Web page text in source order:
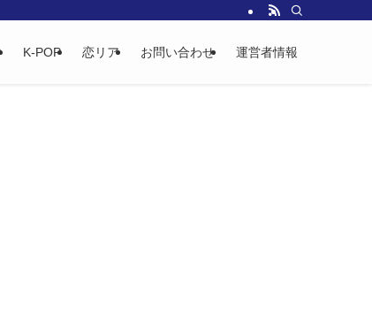
K-POP 恋リア お問い合わせ 運営者情報